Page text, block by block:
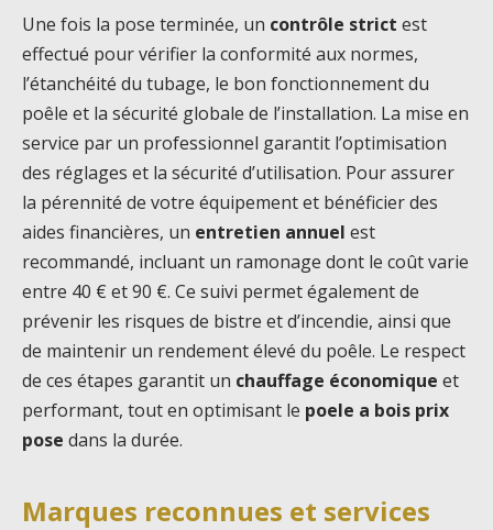
Une fois la pose terminée, un contrôle strict est
effectué pour vérifier la conformité aux normes,
l’étanchéité du tubage, le bon fonctionnement du
poêle et la sécurité globale de l’installation. La mise en
service par un professionnel garantit l’optimisation
des réglages et la sécurité d’utilisation. Pour assurer
la pérennité de votre équipement et bénéficier des
aides financières, un entretien annuel est
recommandé, incluant un ramonage dont le coût varie
entre 40 € et 90 €. Ce suivi permet également de
prévenir les risques de bistre et d’incendie, ainsi que
de maintenir un rendement élevé du poêle. Le respect
de ces étapes garantit un chauffage économique et
performant, tout en optimisant le poele a bois prix
pose dans la durée.
Marques reconnues et services